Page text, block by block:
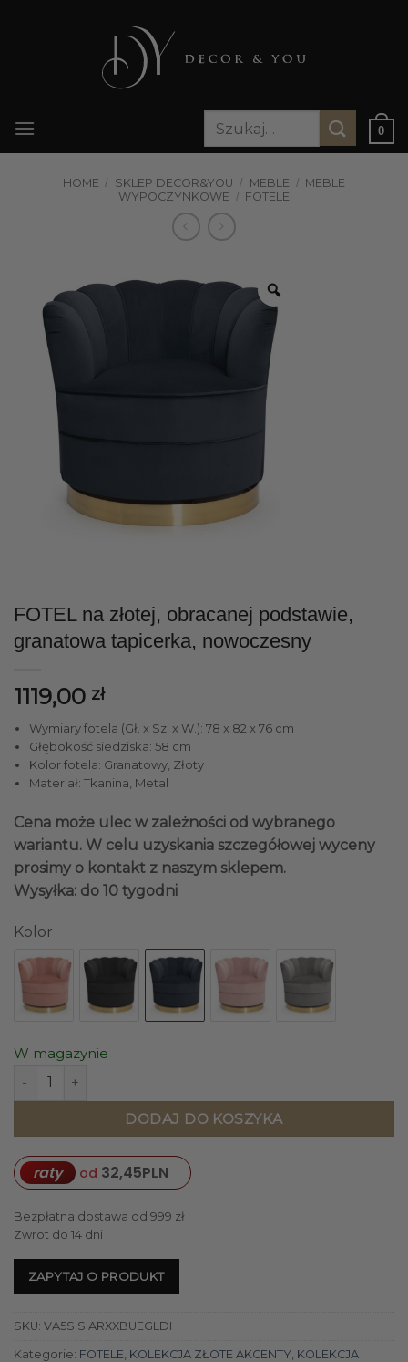
Szukaj:
0
HOME / SKLEP DECOR&YOU / MEBLE / MEBLE
WYPOCZYNKOWE / FOTELE
FOTEL na złotej, obracanej podstawie,
granatowa tapicerka, nowoczesny
1119,00 zł
Wymiary fotela (Gł. x Sz. x W.): 78 x 82 x 76 cm
Głębokość siedziska: 58 cm
Kolor fotela: Granatowy, Złoty
Materiał: Tkanina, Metal
Cena może ulec w zależności od wybranego
wariantu. W celu uzyskania szczegółowej wyceny
prosimy o kontakt z naszym sklepem.
Wysyłka: do 10 tygodni
Kolor
W magazynie
ilość FOTEL na złotej, obracanej podstawie, granatowa
DODAJ DO KOSZYKA
raty od 32,45PLN
Bezpłatna dostawa od 999 zł
Zwrot do 14 dni
ZAPYTAJ O PRODUKT
SKU: VA5SISIARXXBUEGLDI
Kategorie: FOTELE KOLEKCJA ZŁOTE AKCENTY KOLEKCJA